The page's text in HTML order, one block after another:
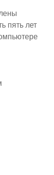
пять лет